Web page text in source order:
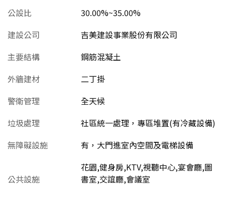
公設比
30.00%~35.00%
建設公司
吉美建設事業股份有限公司
主要結構
鋼筋混凝土
外牆建材
二丁掛
警衛管理
全天候
垃圾處理
社區統一處理，專區堆置(有冷藏設備)
無障礙設施
有，大門進室內空間及電梯設備
公共設施
花園,健身房,KTV,視聽中心,宴會廳,圖
書室,交誼廳,會議室